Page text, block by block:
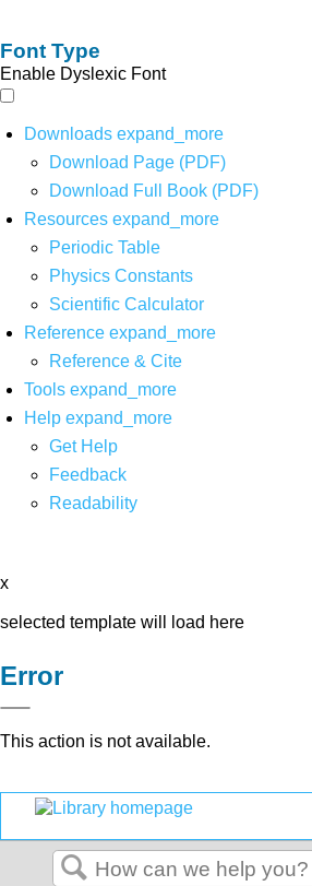
Font Type
Enable Dyslexic Font
Downloads expand_more
Download Page (PDF)
Download Full Book (PDF)
Resources expand_more
Periodic Table
Physics Constants
Scientific Calculator
Reference expand_more
Reference & Cite
Tools expand_more
Help expand_more
Get Help
Feedback
Readability
x
selected template will load here
Error
This action is not available.